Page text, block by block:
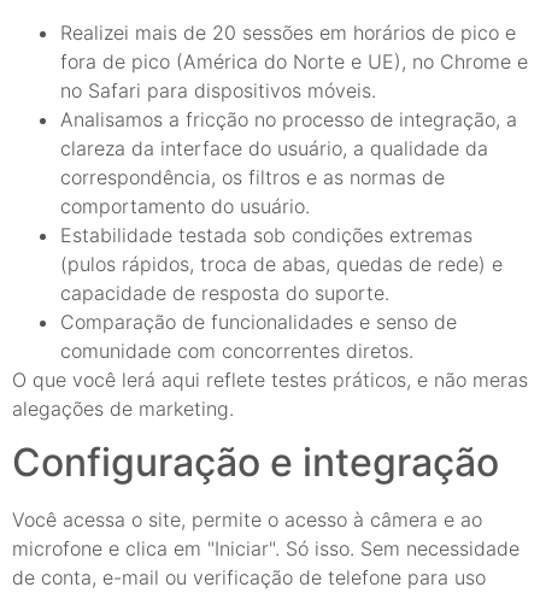
Realizei mais de 20 sessões em horários de pico e
fora de pico (América do Norte e UE), no Chrome e
no Safari para dispositivos móveis.
Analisamos a fricção no processo de integração, a
clareza da interface do usuário, a qualidade da
correspondência, os filtros e as normas de
comportamento do usuário.
Estabilidade testada sob condições extremas
(pulos rápidos, troca de abas, quedas de rede) e
capacidade de resposta do suporte.
Comparação de funcionalidades e senso de
comunidade com concorrentes diretos.
O que você lerá aqui reflete testes práticos, e não meras
alegações de marketing.
Configuração e integração
Você acessa o site, permite o acesso à câmera e ao
microfone e clica em "Iniciar". Só isso. Sem necessidade
de conta, e-mail ou verificação de telefone para uso